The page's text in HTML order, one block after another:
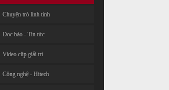
Chuyện trò linh tinh
Đọc báo - Tin tức
Video clip giải trí
Công nghệ - Hitech